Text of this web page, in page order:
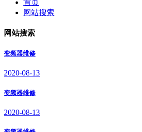
首页
网站搜索
网站搜索
变频器维修
2020-08-13
变频器维修
2020-08-13